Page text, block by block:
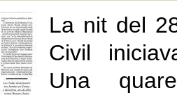
La nit del
Civil
Una